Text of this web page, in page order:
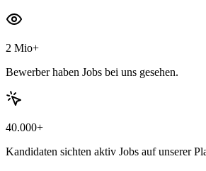
2 Mio+
Bewerber haben Jobs bei uns gesehen.
40.000+
Kandidaten sichten aktiv Jobs auf unserer